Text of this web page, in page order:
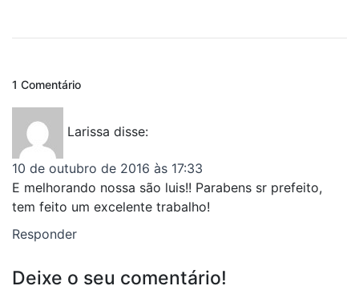
1 Comentário
Larissa disse:
10 de outubro de 2016 às 17:33
E melhorando nossa são luis!! Parabens sr prefeito,
tem feito um excelente trabalho!
Responder
Deixe o seu comentário!